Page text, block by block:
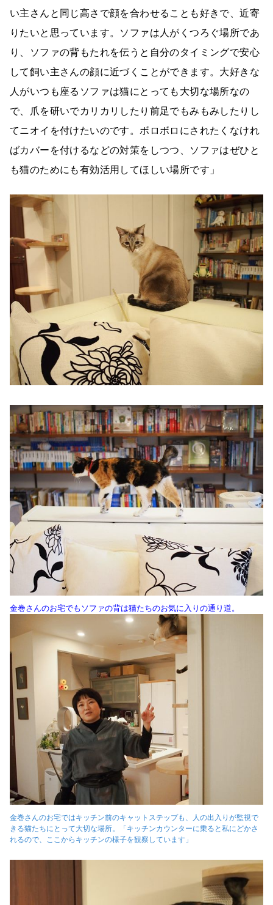
い主さんと同じ高さで顔を合わせることも好きで、近寄
りたいと思っています。ソファは人がくつろぐ場所であ
り、ソファの背もたれを伝うと自分のタイミングで安心
して飼い主さんの顔に近づくことができます。大好きな
人がいつも座るソファは猫にとっても大切な場所なの
で、爪を研いでカリカリしたり前足でもみもみしたりし
てニオイを付けたいのです。ボロボロにされたくなけれ
ばカバーを付けるなどの対策をしつつ、ソファはぜひと
も猫のためにも有効活用してほしい場所です」
金巻さんのお宅でもソファの背は猫たちのお気に入りの通り道。
金巻さんのお宅ではキッチン前のキャットステップも、人の出入りが監視で
きる猫たちにとって大切な場所。「キッチンカウンターに乗ると私にどかさ
れるので、ここからキッチンの様子を観察しています」